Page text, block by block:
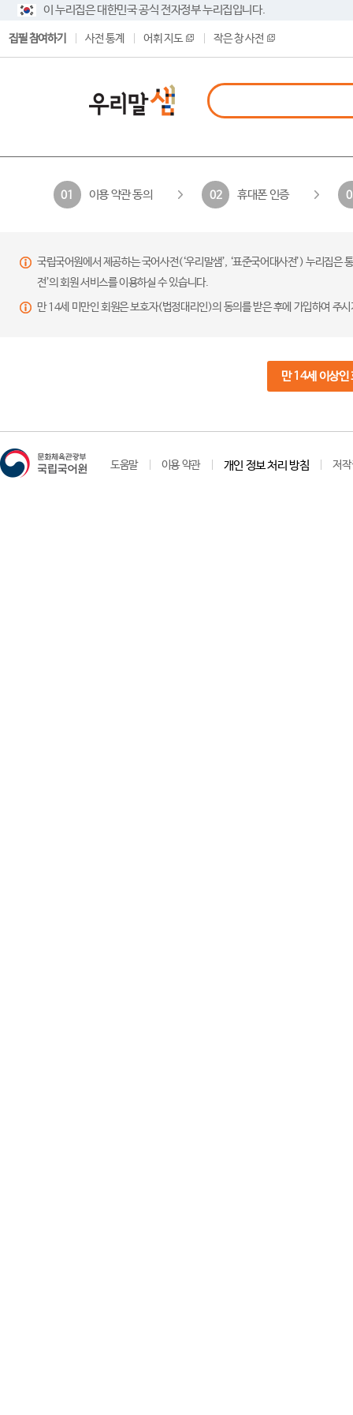
이 누리집은 대한민국 공식 전자정부 누리집입니다.
집필 참여하기 사전 통계 어휘 지도 작은 창 사전
01 이용 약관 동의 02 휴대폰 인증
국립국어원에서 제공하는 국어사전(‘우리말샘’, ‘표준국어대사전’) 누리집
전’의 회원 서비스를 이용하실 수 있습니다.
만 14세 미만인 회원은 보호자(법정대리인)의 동의를 받은 후에 가입하여 주
만 14세 이상인
도움말 이용 약관 개인 정보 처리 방침 저